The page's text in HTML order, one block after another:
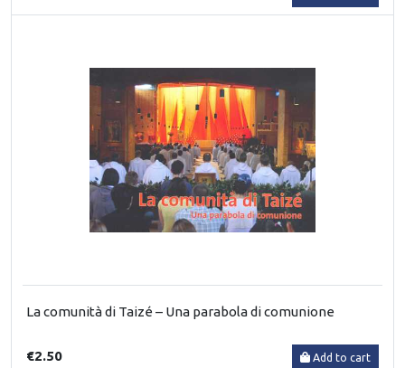
La comunità di Taizé – Una parabola di comunione
€2.50 Add to cart